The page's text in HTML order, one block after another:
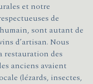
et notre
de
sont autant de
d’artisan. Nous
restauration des
anciens avaient
(lézards, insectes,